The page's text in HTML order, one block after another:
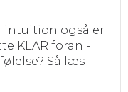
intuition også er
KLAR foran -
Så læs